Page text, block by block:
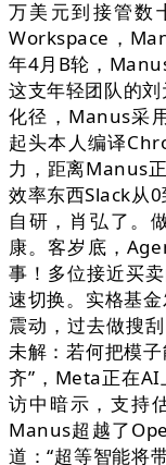
万美元到接管数
Workspace，
年4月B轮，
这支年轻团队的
化径，Manus采
起头本人编译
力，距离Manus
效率东西Slack从
自研，肖弘了。
康。客岁底，
事！多位接近买
速切换。实格基
震动，过去做搜
未解：若何把模
齐”，Meta正在AI
访中暗示，支持
Manus超越了
道：“超等智能将